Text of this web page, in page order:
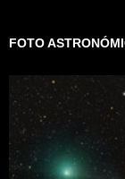
FOTO